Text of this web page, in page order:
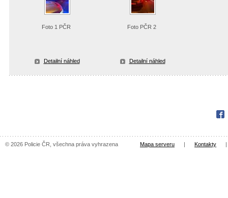
Foto 1 PČR
Detailní náhled
Foto PČR 2
Detailní náhled
© 2026 Policie ČR, všechna práva vyhrazena Mapa serveru | Kontakty |